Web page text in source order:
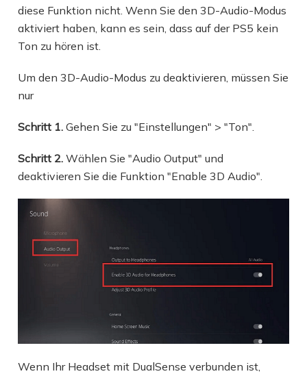
diese Funktion nicht. Wenn Sie den 3D-Audio-Modus
aktiviert haben, kann es sein, dass auf der PS5 kein
Ton zu hören ist.
Um den 3D-Audio-Modus zu deaktivieren, müssen Sie
nur
Schritt 1.Gehen Sie zu "Einstellungen" > "Ton".
Schritt 2. Wählen Sie "Audio Output" und
deaktivieren Sie die Funktion "Enable 3D Audio".
Wenn Ihr Headset mit DualSense verbunden ist,